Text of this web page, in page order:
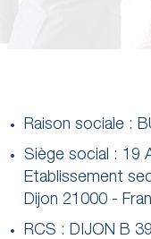
Raison sociale :
Siège social : 19
Etablissement
Dijon 21000 -
RCS : DIJON B